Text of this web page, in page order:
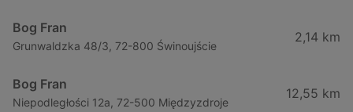
Bog Fran
Grunwaldzka 48/3, 72-800 Świnoujście
2,14 km
Bog Fran
Niepodległości 12a, 72-500 Międzyzdroje
12,55 km